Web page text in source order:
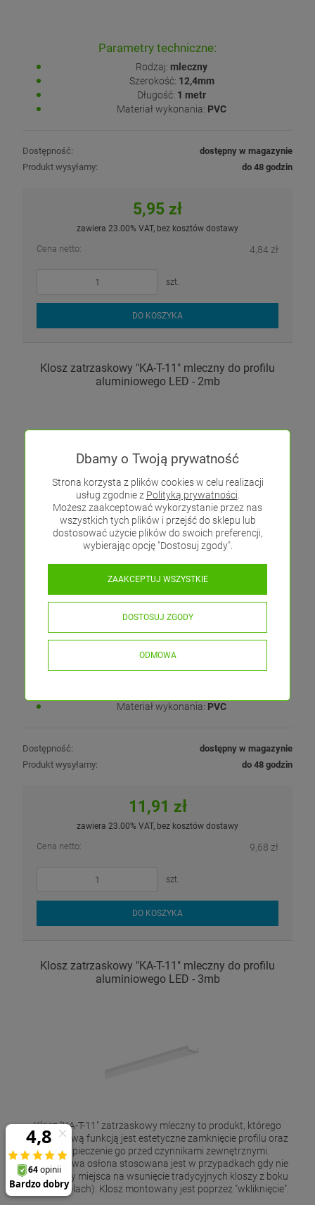
Parametry techniczne:
Rodzaj: mleczny
Szerokość: 12,4mm
Długość: 1 metr
Materiał wykonania: PVC
Dostępność:
dostępny w magazynie
Produkt wysyłamy:
do 48 godzin
5,95 zł
zawiera 23.00% VAT, bez kosztów dostawy
Cena netto: 4,84 zł
szt.
DO KOSZYKA
Klosz zatrzaskowy "KA-T-11" mleczny do profilu
aluminiowego LED - 2mb
Klosz "KA-T-11" zatrzaskowy mleczny to produkt, którego
podstawową funkcją jest estetyczne zamknięcie profilu oraz
zabezpieczenie go przed czynnikami zewnętrznymi.
Zatrzaskowa osłona stosowana jest w przypadkach gdy nie
posiadamy miejsca na wsunięcie tradycyjnych kloszy z boku
Parametry techniczne:
Materiał wykonania: PVC
Dostępność:
dostępny w magazynie
Produkt wysyłamy:
do 48 godzin
11,91 zł
zawiera 23.00% VAT, bez kosztów dostawy
Cena netto: 9,68 zł
szt.
DO KOSZYKA
Klosz zatrzaskowy "KA-T-11" mleczny do profilu
aluminiowego LED - 3mb
Klosz "KA-T-11" zatrzaskowy mleczny to produkt, którego
podstawową funkcją jest estetyczne zamknięcie profilu oraz
zabezpieczenie go przed czynnikami zewnętrznymi.
Zatrzaskowa osłona stosowana jest w przypadkach gdy nie
posiadamy miejsca na wsunięcie tradycyjnych kloszy z boku
(np. w meblach). Klosz montowany jest poprzez "wkliknięcie".
Dbamy o Twoją prywatność
Strona korzysta z plików cookies w celu realizacji
usług zgodnie z Polityką prywatności.
Możesz zaakceptować wykorzystanie przez nas
wszystkich tych plików i przejść do sklepu lub
dostosować użycie plików do swoich preferencji,
wybierając opcję "Dostosuj zgody".
ODMOWA
DOSTOSUJ ZGODY
ZAAKCEPTUJ WSZYSTKIE